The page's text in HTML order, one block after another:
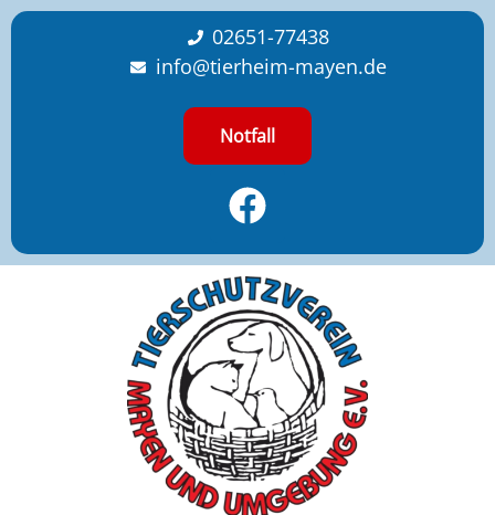
content
02651-77438
info@tierheim-mayen.de
Notfall